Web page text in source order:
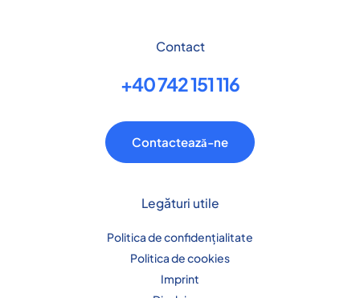
Contact
+40 742 151 116
Contactează-ne
Legături utile
Politica de confidențialitate
Politica de cookies
Imprint